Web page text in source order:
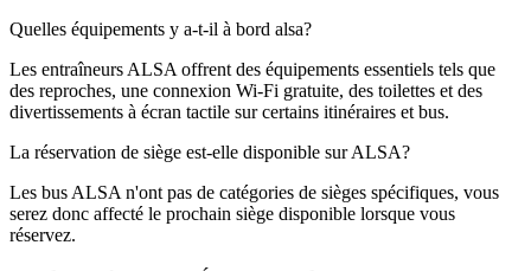
Quelles équipements y a-t-il à bord alsa?
Les entraîneurs ALSA offrent des équipements essentiels tels que
des reproches, une connexion Wi-Fi gratuite, des toilettes et des
divertissements à écran tactile sur certains itinéraires et bus.
La réservation de siège est-elle disponible sur ALSA?
Les bus ALSA n'ont pas de catégories de sièges spécifiques, vous
serez donc affecté le prochain siège disponible lorsque vous
réservez.